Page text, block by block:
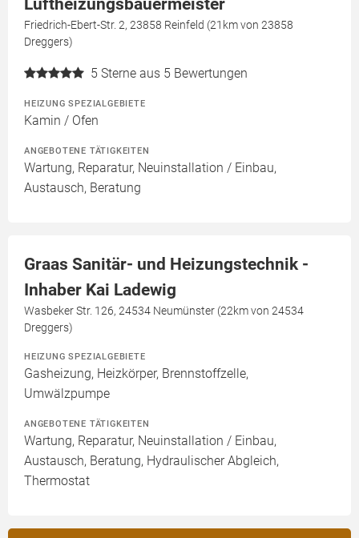
Luftheizungsbauermeister
Friedrich-Ebert-Str. 2, 23858 Reinfeld (21km von 23858
Dreggers)
5 Sterne aus 5 Bewertungen
HEIZUNG SPEZIALGEBIETE
Kamin / Ofen
ANGEBOTENE TÄTIGKEITEN
Wartung, Reparatur, Neuinstallation / Einbau,
Austausch, Beratung
Graas Sanitär- und Heizungstechnik -
Inhaber Kai Ladewig
Wasbeker Str. 126, 24534 Neumünster (22km von 24534
Dreggers)
HEIZUNG SPEZIALGEBIETE
Gasheizung, Heizkörper, Brennstoffzelle,
Umwälzpumpe
ANGEBOTENE TÄTIGKEITEN
Wartung, Reparatur, Neuinstallation / Einbau,
Austausch, Beratung, Hydraulischer Abgleich,
Thermostat